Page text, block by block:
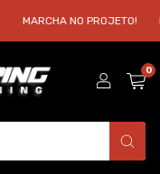
MARCHA NO PROJETO!
0